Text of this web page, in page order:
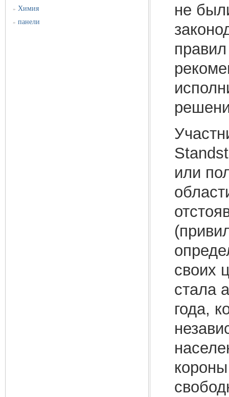
» Химия
» панели
не
или
своих
стала
года,